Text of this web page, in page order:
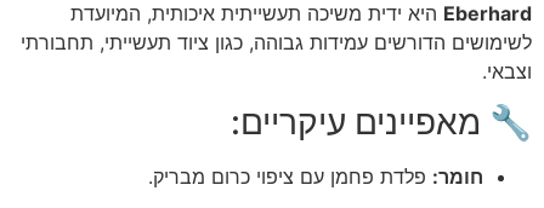
Eberhard היא ידית משיכה תעשייתית איכותית, המיועדת
לשימושים הדורשים עמידות גבוהה, כגון ציוד תעשייתי, תחבורתי
וצבאי.
🔧 מאפיינים עיקריים:
חומר: פלדת פחמן עם ציפוי כרום מבריק.